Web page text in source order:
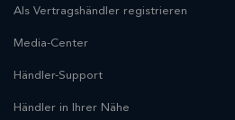
Als Vertragshändler registrieren
Media-Center
Händler-Support
Händler in Ihrer Nähe